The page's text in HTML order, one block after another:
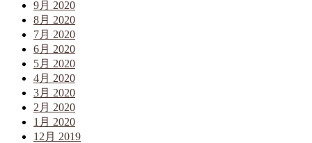
9月 2020
8月 2020
7月 2020
6月 2020
5月 2020
4月 2020
3月 2020
2月 2020
1月 2020
12月 2019